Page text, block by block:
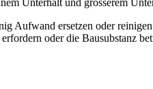
Aufwand ersetzen oder
oder die Bausubstanz